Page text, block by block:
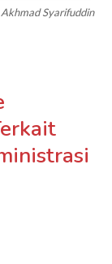
Syarifuddin